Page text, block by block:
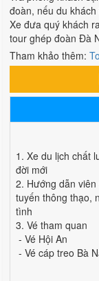
đoàn, nếu du
Xe đưa quý khách
tour ghép đoàn Đà
Tham khảo thêm:
1. Xe du lịch chất
đời mới
2. Hướng dẫn viên
tuyến thông thạo,
tình
3. Vé tham quan
- Vé Hội An
- Vé cáp treo Bà